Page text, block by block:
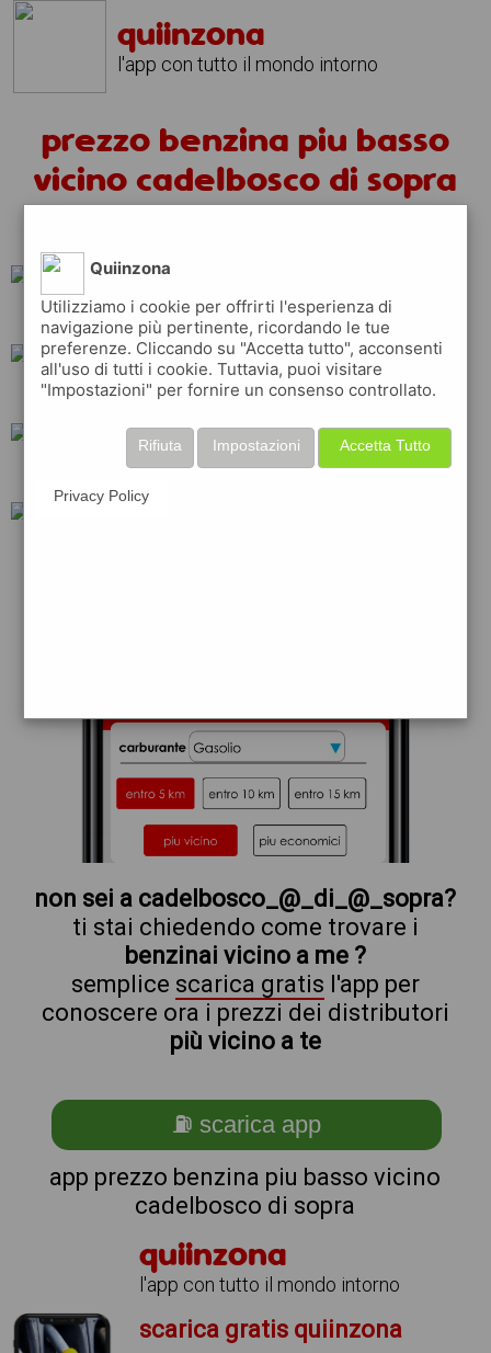
quiinzona
l'app con tutto il mondo intorno
prezzo benzina piu basso
vicino cadelbosco di sopra
esso q8 eni
api erg shell
ip total
non sei a cadelbosco_@_di_@_sopra?
ti stai chiedendo come trovare i
benzinai vicino a me ?
semplice scarica gratis l'app per
conoscere ora i prezzi dei distributori
più vicino a te
⛽ scarica app
app prezzo benzina piu basso vicino
cadelbosco di sopra
quiinzona
l'app con tutto il mondo intorno
scarica gratis quiinzona
Quiinzona
Utilizziamo i cookie per offrirti l'esperienza di
navigazione più pertinente, ricordando le tue
preferenze. Cliccando su "Accetta tutto", acconsenti
all'uso di tutti i cookie. Tuttavia, puoi visitare
"Impostazioni" per fornire un consenso controllato.
Accetta Tutto
Impostazioni
Rifiuta
Privacy Policy